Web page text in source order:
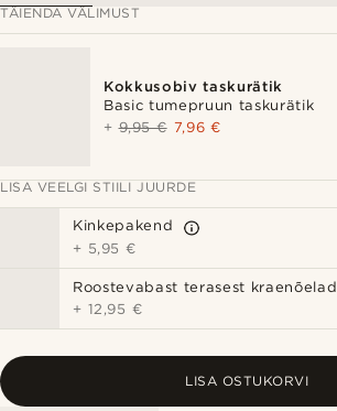
TÄIENDA VÄLIMUST
Kokkusobiv taskurätik
Basic tumepruun taskurätik
+9,95 € 7,96 €
LISA VEELGI STIILI JUURDE
Kinkepakend
+ 5,95 €
Roostevabast terasest kraenõelad
+ 12,95 €
LISA OSTUKORVI